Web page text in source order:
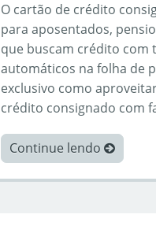
O cartão de crédito
para aposentados,
que buscam crédito com
automáticos na folha de
exclusivo como
crédito consignado com
Continue lendo